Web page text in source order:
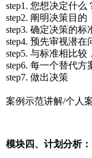
step1. 您想决定什么
step2. 阐明决策目的
step3. 确定决策的
step4. 预先审视潜在
step5. 与标准相比较
step6. 每一个替代
step7. 做出决策
案例示范讲解/个人
模块四、计划分析：